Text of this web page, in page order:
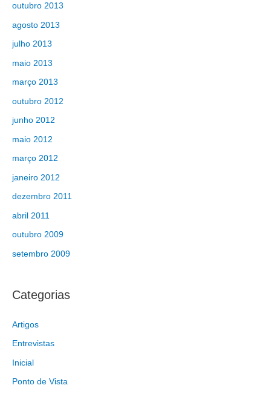
outubro 2013
agosto 2013
julho 2013
maio 2013
março 2013
outubro 2012
junho 2012
maio 2012
março 2012
janeiro 2012
dezembro 2011
abril 2011
outubro 2009
setembro 2009
Categorias
Artigos
Entrevistas
Inicial
Ponto de Vista